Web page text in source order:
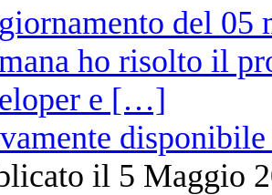
il 5 Maggio